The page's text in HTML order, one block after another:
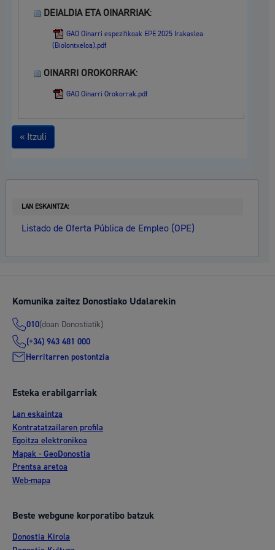
DEIALDIA ETA OINARRIAK:
GAO Oinarri espezifikoak EPE 2025 Irakaslea
(Biolontxeloa).pdf
OINARRI OROKORRAK:
GAO Oinarri Orokorrak.pdf
« Itzuli
LAN ESKAINTZA:
Listado de Oferta Pública de Empleo (OPE)
Komunika zaitez Donostiako Udalarekin
010(doan Donostiatik)
(+34) 943 481 000
Herritarren postontzia
Esteka erabilgarriak
Lan eskaintza
Kontratatzailaren profila
Egoitza elektronikoa
Mapak - GeoDonostia
Prentsa aretoa
Web-mapa
Beste webgune korporatibo batzuk
Donostia Kirola